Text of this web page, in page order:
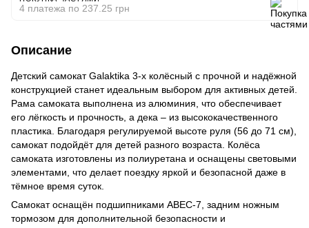
4 платежа по 237.25 грн
Описание
Детский самокат Galaktika 3-х колёсный с прочной и надёжной
конструкцией станет идеальным выбором для активных детей.
Рама самоката выполнена из алюминия, что обеспечивает
его лёгкость и прочность, а дека – из высококачественного
пластика. Благодаря регулируемой высоте руля (56 до 71 см),
самокат подойдёт для детей разного возраста. Колёса
самоката изготовлены из полиуретана и оснащены световыми
элементами, что делает поездку яркой и безопасной даже в
тёмное время суток.
Самокат оснащён подшипниками ABEC-7, задним ножным
тормозом для дополнительной безопасности и